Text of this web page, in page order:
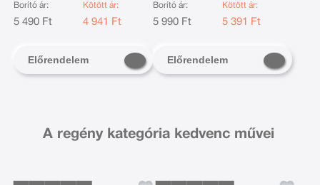
Borító ár:
5 490 Ft
Kötött ár:
4 941 Ft
Előrendelem
Borító ár:
5 990 Ft
Kötött ár:
5 391 Ft
Előrendelem
A regény kategória kedvenc művei